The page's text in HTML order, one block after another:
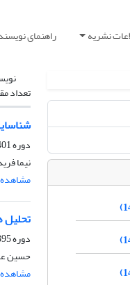
نشریه راهنمای
تعداد
دوره 1401، شماره 49، بهار 1401، صفحه
نیما
مشاهده
دوره 1395، شماره 25، بهار 1395، صفحه
حسین
مشاهده